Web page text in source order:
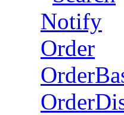
Notify
Order